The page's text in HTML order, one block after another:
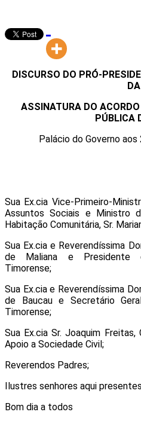
DISCURSO DO PRÓ-
DA
ASSINATURA DO
PÚBLICA
Palácio do Governo
Sua Ex.cia Vice-Primeiro-
Assuntos Sociais e Ministro
Habitação Comunitária, Sr.
Sua Ex.cia e Reverendíssima
de Maliana e Presidente
Timorense;
Sua Ex.cia e Reverendíssima
de Baucau e Secretário
Timorense;
Sua Ex.cia Sr. Joaquim
Apoio a Sociedade Civil;
Reverendos Padres;
Ilustres senhores aqui presentes
Bom dia a todos